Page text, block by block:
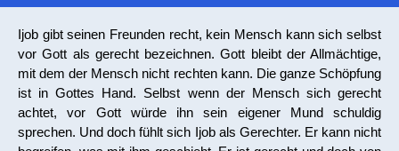
Kalender
Übersicht Heilige
Ijob gibt seinen Freunden recht, kein Mensch kann sich selbst
vor Gott als gerecht bezeichnen. Gott bleibt der Allmächtige,
mit dem der Mensch nicht rechten kann. Die ganze Schöpfung
ist in Gottes Hand. Selbst wenn der Mensch sich gerecht
achtet, vor Gott würde ihn sein eigener Mund schuldig
sprechen. Und doch fühlt sich Ijob als Gerechter. Er kann nicht